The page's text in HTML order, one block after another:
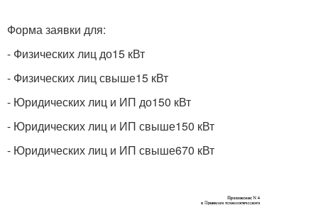
Форма заявки для:
- Физических лиц до15 кВт
- Физических лиц свыше15 кВт
- Юридических лиц и ИП до150 кВт
- Юридических лиц и ИП свыше150 кВт
- Юридических лиц и ИП свыше670 кВт